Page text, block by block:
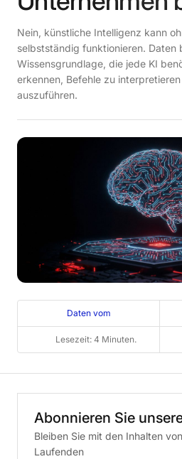
Nein, künstliche Intelligenz kann
selbstständig funktionieren. Daten
Wissensgrundlage, die jede KI
erkennen, Befehle zu
auszuführen.
Daten vom
Lesezeit: 4 Minuten.
Abonnieren Sie
Bleiben Sie mit den Inhalten
Laufenden